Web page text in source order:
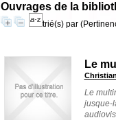
Ouvrages de la
trié(s) par
Le
Le
jusque-